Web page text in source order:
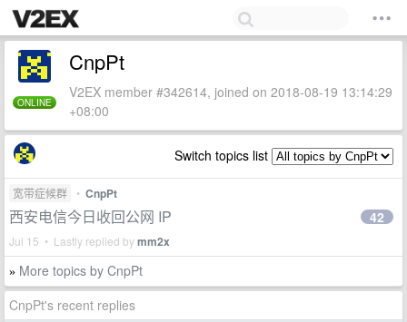
ONLINE
CnpPt
V2EX member #342614, joined on 2018-08-19 13:14:29
+08:00
Switch topics list
宽带症候群 • CnpPt
西安电信今日收回公网 IP
Jul 15 • Lastly replied bymm2x
42
» More topics by CnpPt
CnpPt's recent replies